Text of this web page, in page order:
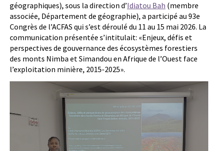
géographiques), sous la direction d’Idiatou Bah (membre
associée, Département de géographie), a participé au 93e
Congrès de l’ACFAS qui s’est déroulé du 11 au 15 mai 2026. La
communication présentée s’intitulait: «Enjeux, défis et
perspectives de gouvernance des écosystèmes forestiers
des monts Nimba et Simandou en Afrique de l’Ouest face
l’exploitation minière, 2015-2025».